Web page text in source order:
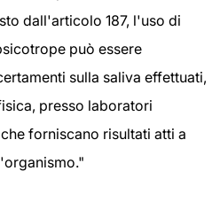
dall'articolo 187, l'uso di
può essere
sulla saliva effettuati,
presso laboratori
forniscano risultati atti a